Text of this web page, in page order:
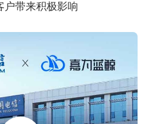
户带来积极影响